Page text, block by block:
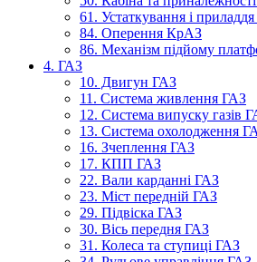
61. Устаткування і
84. Оперення КрАЗ
86. Механізм підйому
4. ГАЗ
10. Двигун ГАЗ
11. Система живлення ГАЗ
12. Система випуску газів
13. Система охолодження
16. Зчеплення ГАЗ
17. КПП ГАЗ
22. Вали карданні ГАЗ
23. Міст передній ГАЗ
29. Підвіска ГАЗ
30. Вісь передня ГАЗ
31. Колеса та ступиці ГАЗ